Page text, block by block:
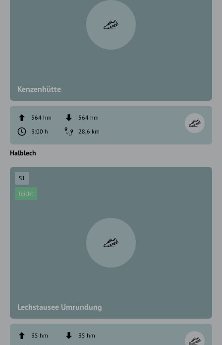
Kenzenhütte
564 hm
564 hm
3:00 h
28,6 km
Halblech
Lechstausee Umrundung
S1
leicht
35 hm
35 hm